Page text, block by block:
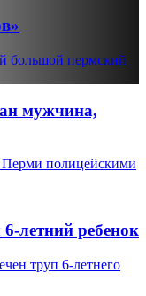
большой пермский
мужчина,
Перми полицейскими
летний ребенок
труп 6-летнего